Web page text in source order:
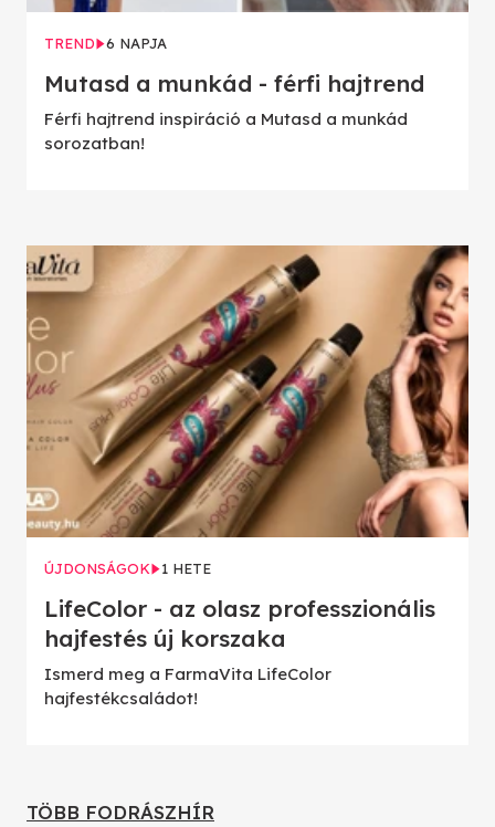
TREND 6 NAPJA
Mutasd a munkád - férfi hajtrend
Férfi hajtrend inspiráció a Mutasd a munkád
sorozatban!
ÚJDONSÁGOK 1 HETE
LifeColor - az olasz professzionális
hajfestés új korszaka
Ismerd meg a FarmaVita LifeColor
hajfestékcsaládot!
TÖBB FODRÁSZHÍR